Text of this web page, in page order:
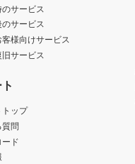
サービス
サービス
様向けサービス
サービス
ップ
質問
ド